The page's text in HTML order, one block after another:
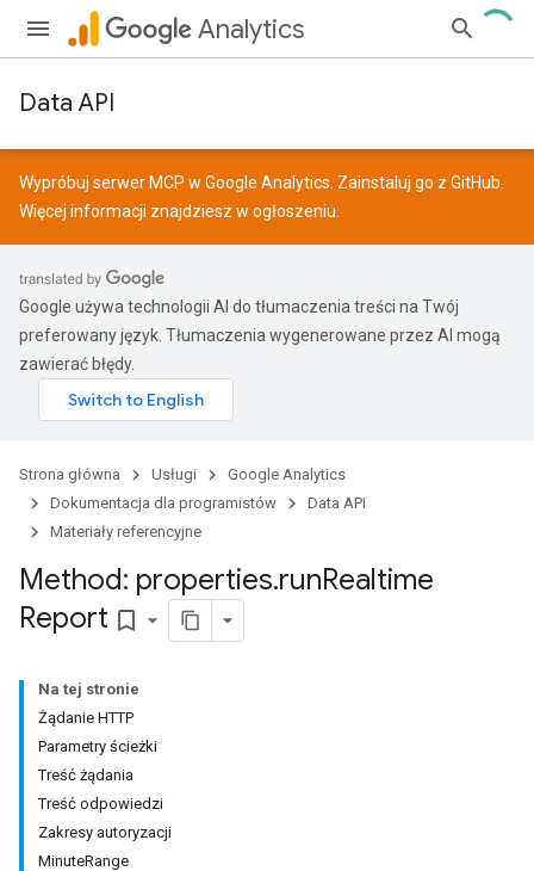
Analytics
Data API
Wypróbuj serwer MCP w Google Analytics. Zainstaluj go z GitHub
Więcej informacji znajdziesz w ogłoszeniu
Google używa technologii AI do tłumaczenia treści na Twój
preferowany język. Tłumaczenia wygenerowane przez AI mogą
zawierać błędy.
Strona główna Usługi
Google Analytics
Dokumentacja dla programistów
Data API
Materiały referencyjne
Method: properties.runRealtime
Report bookmark_border
Na tej stronie
Żądanie HTTP
Parametry ścieżki
Treść żądania
Treść odpowiedzi
Zakresy autoryzacji
MinuteRange